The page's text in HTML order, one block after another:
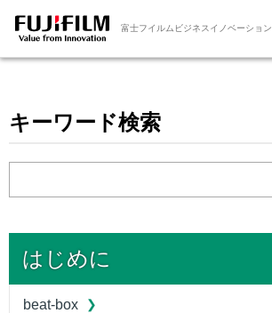
富士フイルムビジネスイノベーション
キーワード検索
はじめに
beat-box